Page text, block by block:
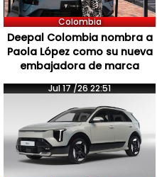
Colombia
Deepal Colombia nombra a
Paola López como su nueva
embajadora de marca
Jul 17 /26 22:51